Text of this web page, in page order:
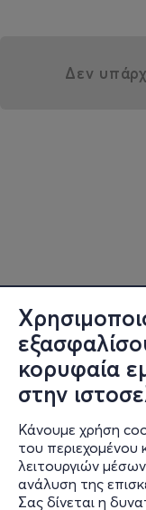
κορυφαία
στην
Κάνουμε χρήση
του περιεχομένου
λειτουργιών
ανάλυση της
Σας δίνεται η
Δεν